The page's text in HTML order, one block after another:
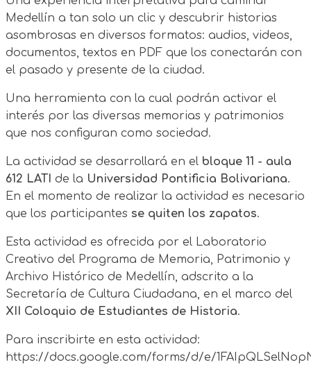
Medellín a tan solo un clic y descubrir historias
asombrosas en diversos formatos: audios, videos,
documentos, textos en PDF que los conectarán con
el pasado y presente de la ciudad.
Una herramienta con la cual podrán activar el
interés por las diversas memorias y patrimonios
que nos configuran como sociedad.
La actividad se desarrollará en el bloque 11 - aula
612 LATI de la Universidad Pontificia Bolivariana.
En el momento de realizar la actividad es necesario
que los participantes se quiten los zapatos.
Esta actividad es ofrecida por el Laboratorio
Creativo del Programa de Memoria, Patrimonio y
Archivo Histórico de Medellín, adscrito a la
Secretaría de Cultura Ciudadana, en el marco del
XII Coloquio de Estudiantes de Historia.
Para inscribirte en esta actividad:
https://docs.google.com/forms/d/e/